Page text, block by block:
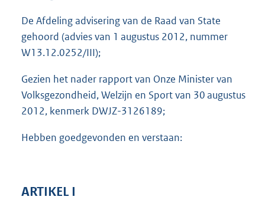
De Afdeling advisering van de Raad van State
gehoord (advies van 1 augustus 2012, nummer
W13.12.0252/III);
Gezien het nader rapport van Onze Minister van
Volksgezondheid, Welzijn en Sport van 30 augustus
2012, kenmerk DWJZ-3126189;
Hebben goedgevonden en verstaan:
ARTIKEL I